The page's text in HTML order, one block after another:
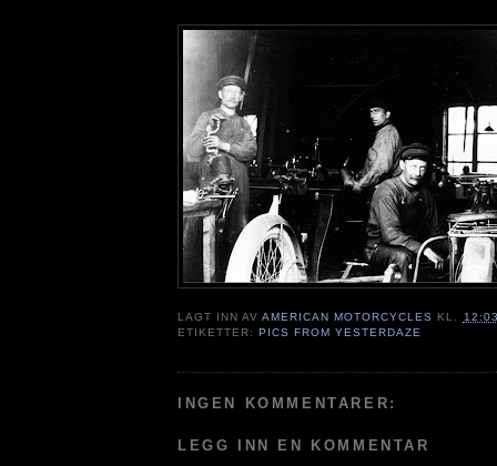
LAGT INN AVAMERICAN MOTORCYCLES KL.
ETIKETTER: PICS FROM YESTERDAZE
INGEN KOMMENTARER:
LEGG INN EN KOMMENTAR